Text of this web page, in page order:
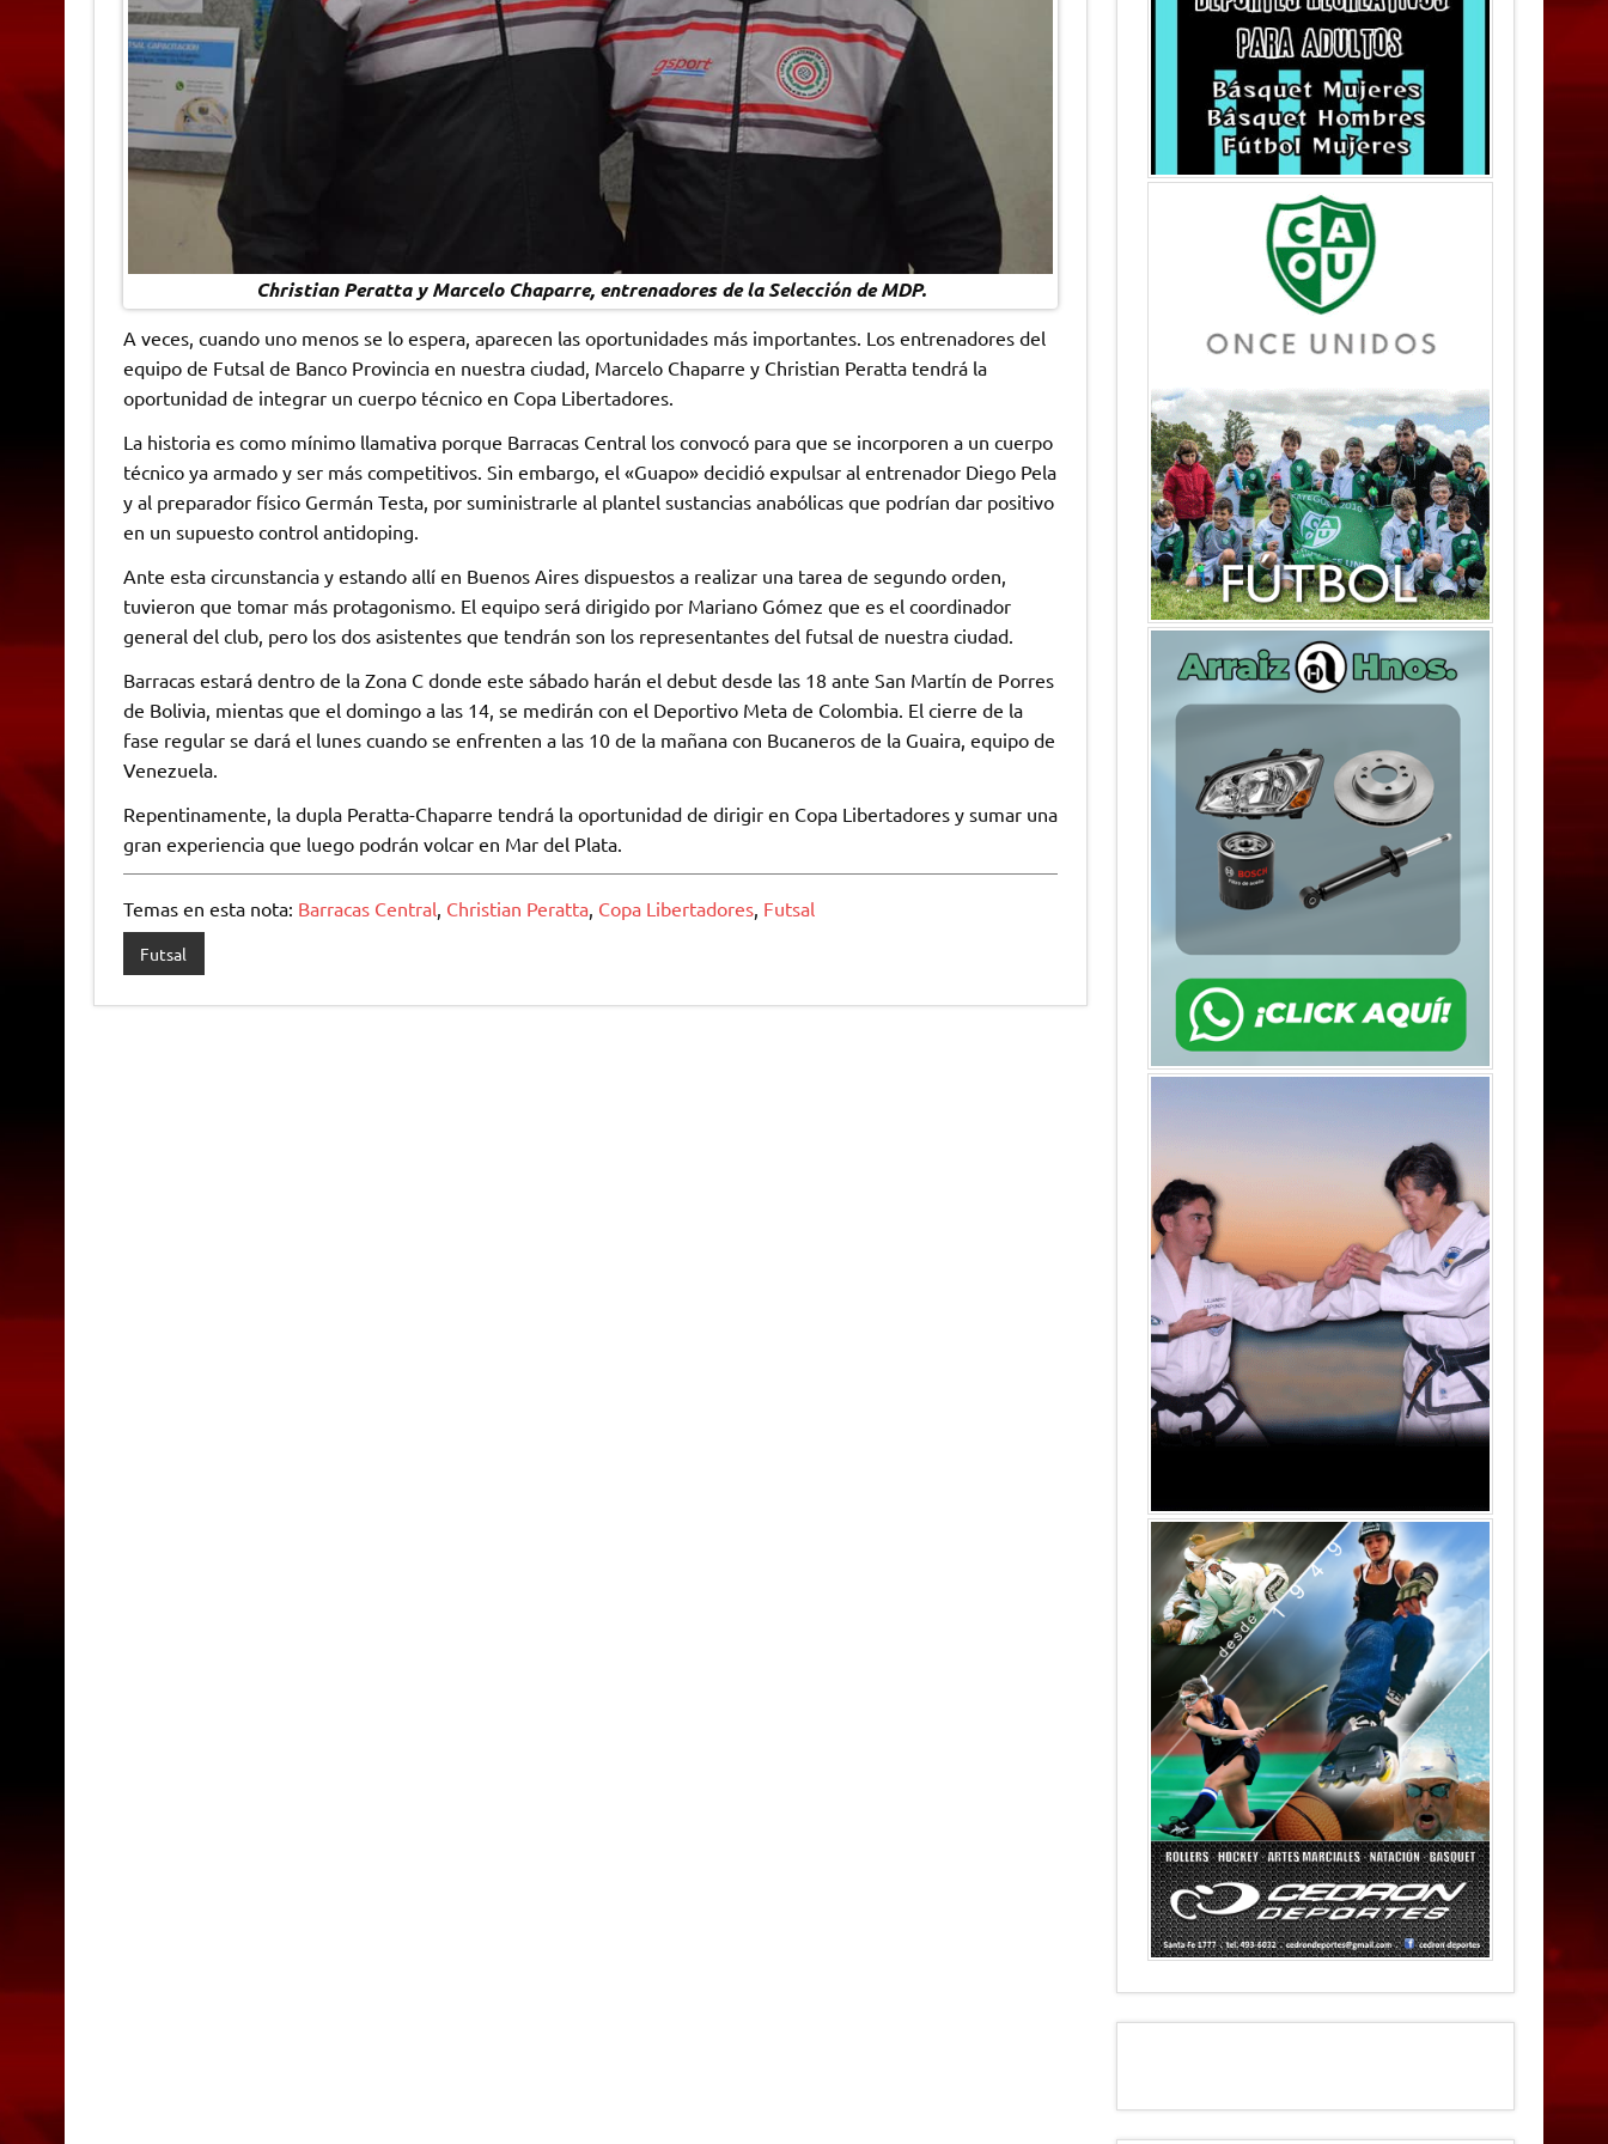
Christian Peratta y Marcelo Chaparre, entrenadores de la Selección de MDP.
A veces, cuando uno menos se lo espera, aparecen las oportunidades más importantes. Los entrenadores del
equipo de Futsal de Banco Provincia en nuestra ciudad, Marcelo Chaparre y Christian Peratta tendrá la
oportunidad de integrar un cuerpo técnico en Copa Libertadores.
La historia es como mínimo llamativa porque Barracas Central los convocó para que se incorporen a un cuerpo
técnico ya armado y ser más competitivos. Sin embargo, el «Guapo» decidió expulsar al entrenador Diego Pela
y al preparador físico Germán Testa, por suministrarle al plantel sustancias anabólicas que podrían dar positivo
en un supuesto control antidoping.
Ante esta circunstancia y estando allí en Buenos Aires dispuestos a realizar una tarea de segundo orden,
tuvieron que tomar más protagonismo. El equipo será dirigido por Mariano Gómez que es el coordinador
general del club, pero los dos asistentes que tendrán son los representantes del futsal de nuestra ciudad.
Barracas estará dentro de la Zona C donde este sábado harán el debut desde las 18 ante San Martín de Porres
de Bolivia, mientas que el domingo a las 14, se medirán con el Deportivo Meta de Colombia. El cierre de la
fase regular se dará el lunes cuando se enfrenten a las 10 de la mañana con Bucaneros de la Guaira, equipo de
Venezuela.
Repentinamente, la dupla Peratta-Chaparre tendrá la oportunidad de dirigir en Copa Libertadores y sumar una
gran experiencia que luego podrán volcar en Mar del Plata.
Temas en esta nota: Barracas Central, Christian Peratta, Copa Libertadores, Futsal
Futsal